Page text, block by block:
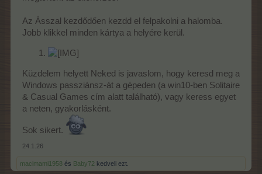
Az Ásszal kezdődően kezdd el felpakolni a halomba.
Jobb klikkel minden kártya a helyére kerül.
Küzdelem helyett Neked is javaslom, hogy keresd meg a
Windows passziánsz-át a gépeden (a win10-ben Solitaire
& Casual Games cím alatt található), vagy keress egyet
a neten, gyakorlásként.
Sok sikert.
24.1.26
macimami1958 és Baby72 kedveli ezt.